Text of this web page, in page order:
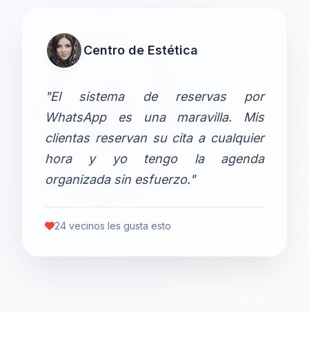
Centro de Estética
"El sistema de reservas por
WhatsApp es una maravilla. Mis
clientas reservan su cita a cualquier
hora y yo tengo la agenda
organizada sin esfuerzo."
24 vecinos les gusta esto